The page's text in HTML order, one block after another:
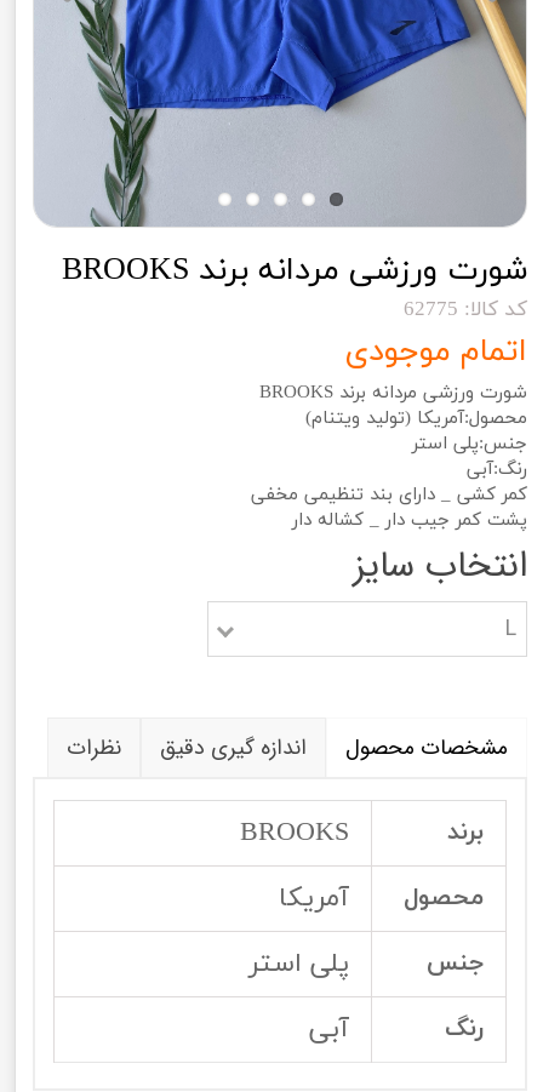
شورت ورزشی مردانه برند BROOKS
کد کالا: 62775
اتمام موجودی
شورت ورزشی مردانه برند BROOKS
محصول:آمریکا (تولید ویتنام)
جنس:پلی استر
رنگ:آبی
کمر کشی _ دارای بند تنظیمی مخفی
پشت کمر جیب دار _ کشاله دار
انتخاب سایز
L
مشخصات محصول اندازه گیری دقیق نظرات
برند BROOKS
محصول آمریکا
جنس پلی استر
رنگ آبی